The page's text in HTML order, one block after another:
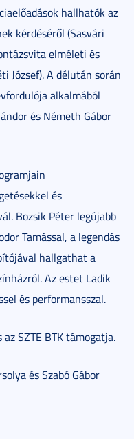
hallhatók az
kérdéséről (Sasvári
elméleti és
József). A délután során
alkalmából
és Németh Gábor
és
Bozsik Péter legújabb
Tamással, a legendás
hallgathat a
Az estet Ladik
és performansszal.
SZTE BTK támogatja.
és Szabó Gábor